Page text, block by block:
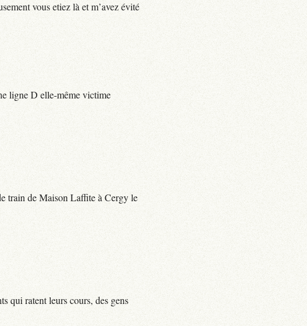
vous etiez là et m’avez évité
ligne D elle-même victime
train de Maison Laffite à Cergy le
qui ratent leurs cours, des gens